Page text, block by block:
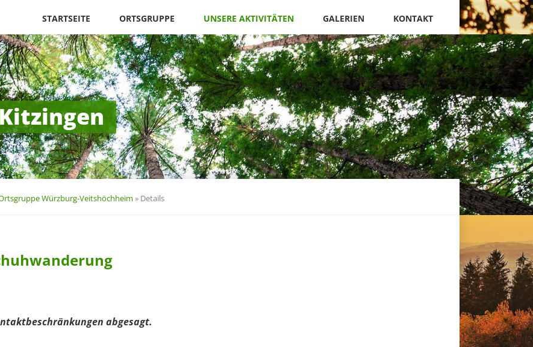
überspringen
STARTSEITE ORTSGRUPPE UNSERE AKTIVITÄTEN GALERIEN KONTAKT
Würzburg-Veitshöchheim » Details
abgesagt.